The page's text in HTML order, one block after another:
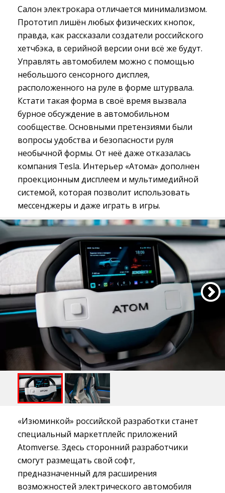
Салон электрокара отличается минимализмом.
Прототип лишён любых физических кнопок,
правда, как рассказали создатели российского
хетчбэка, в серийной версии они всё же будут.
Управлять автомобилем можно с помощью
небольшого сенсорного дисплея,
расположенного на руле в форме штурвала.
Кстати такая форма в своё время вызвала
бурное обсуждение в автомобильном
сообществе. Основными претензиями были
вопросы удобства и безопасности руля
необычной формы. От неё даже отказалась
компания Tesla. Интерьер «Атома» дополнен
проекционным дисплеем и мультимедийной
системой, которая позволит использовать
мессенджеры и даже играть в игры.
«Изюминкой» российской разработки станет
специальный маркетплейс приложений
Atomverse. Здесь сторонний разработчики
смогут размещать свой софт,
предназначенный для расширения
возможностей электрического автомобиля